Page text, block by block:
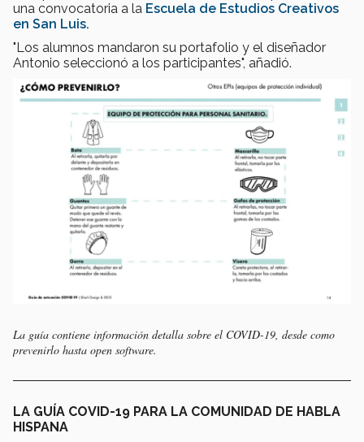
una convocatoria a la Escuela de Estudios Creativos
en San Luis.
"Los alumnos mandaron su portafolio y el diseñador
Antonio seleccionó a los participantes", añadió.
La guía contiene información detalla sobre el COVID-19, desde como
prevenirlo hasta open software.
LA GUÍA COVID-19 PARA LA COMUNIDAD DE HABLA
HISPANA